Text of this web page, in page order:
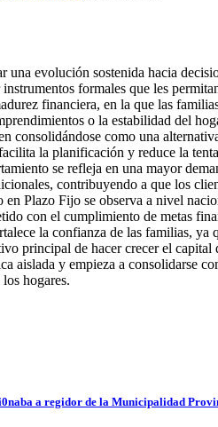
una evolución sostenida hacia
formales que les
financiera, en la que las
o la estabilidad del
consolidándose como una
la planificación y reduce la
se refleja en una mayor
contribuyendo a que los
en Plazo Fijo se observa a nivel
con el cumplimiento de metas
la confianza de las familias,
principal de hacer crecer el capital
aislada y empieza a consolidarse
hogares.
a regidor de la Municipalidad